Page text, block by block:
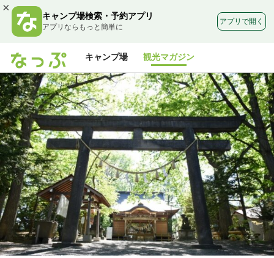
×
キャンプ場検索・予約アプリ
アプリならもっと簡単に
アプリで開く
キャンプ場 観光マガジン